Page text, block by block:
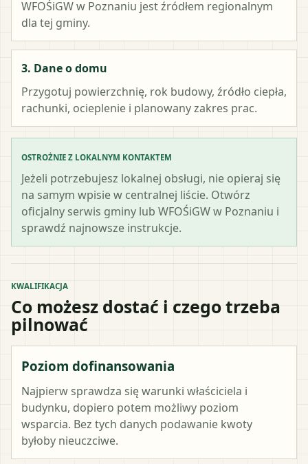
WFOŚiGW w Poznaniu jest źródłem regionalnym
dla tej gminy.
3. Dane o domu
Przygotuj powierzchnię, rok budowy, źródło ciepła,
rachunki, ocieplenie i planowany zakres prac.
OSTROŻNIE Z LOKALNYM KONTAKTEM
Jeżeli potrzebujesz lokalnej obsługi, nie opieraj się
na samym wpisie w centralnej liście. Otwórz
oficjalny serwis gminy lub WFOŚiGW w Poznaniu i
sprawdź najnowsze instrukcje.
KWALIFIKACJA
Co możesz dostać i czego trzeba
pilnować
Poziom dofinansowania
Najpierw sprawdza się warunki właściciela i
budynku, dopiero potem możliwy poziom
wsparcia. Bez tych danych podawanie kwoty
byłoby nieuczciwe.